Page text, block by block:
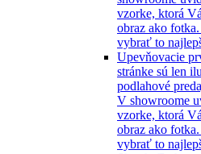
vzorke, ktorá
obraz ako
vybrať to
Upevňovacie
stránke sú len
podlahové
V showroome
vzorke, ktorá
obraz ako
vybrať to